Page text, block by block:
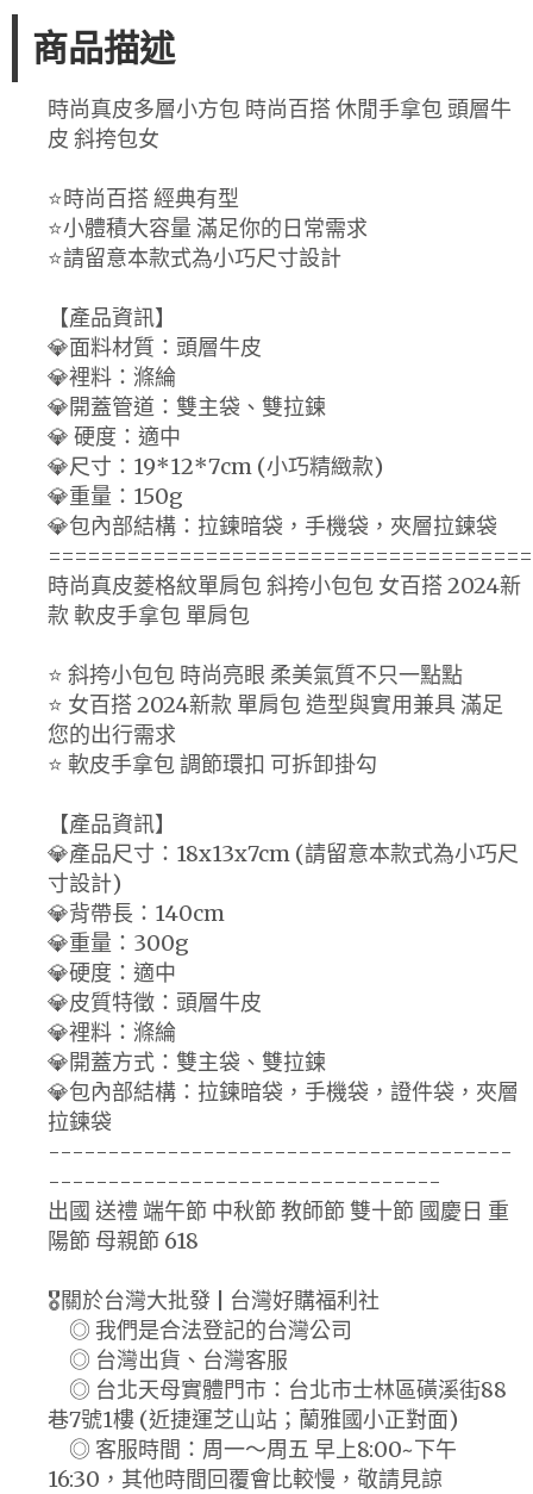
商品描述
時尚真皮多層小方包 時尚百搭 休閒手拿包 頭層牛
皮 斜挎包女
⭐時尚百搭 經典有型
⭐小體積大容量 滿足你的日常需求
⭐請留意本款式為小巧尺寸設計
【產品資訊】
💎面料材質：頭層牛皮
💎裡料：滌綸
💎開蓋管道：雙主袋、雙拉鍊
💎 硬度：適中
💎尺寸：19*12*7cm (小巧精緻款)
💎重量：150g
💎包內部結構：拉鍊暗袋，手機袋，夾層拉鍊袋
時尚真皮菱格紋單肩包 斜挎小包包 女百搭 2024新
款 軟皮手拿包 單肩包
⭐ 斜挎小包包 時尚亮眼 柔美氣質不只一點點
⭐ 女百搭 2024新款 單肩包 造型與實用兼具 滿足
您的出行需求
⭐ 軟皮手拿包 調節環扣 可拆卸掛勾
【產品資訊】
💎產品尺寸：18x13x7cm (請留意本款式為小巧尺
寸設計)
💎背帶長：140cm
💎重量：300g
💎硬度：適中
💎皮質特徵：頭層牛皮
💎裡料：滌綸
💎開蓋方式：雙主袋、雙拉鍊
💎包內部結構：拉鍊暗袋，手機袋，證件袋，夾層
拉鍊袋
---------------------------------------
---------------------------------
出國 送禮 端午節 中秋節 教師節 雙十節 國慶日 重
陽節 母親節 618
🎖️關於台灣大批發 | 台灣好購福利社
◎ 我們是合法登記的台灣公司
◎ 台灣出貨、台灣客服
◎ 台北天母實體門市：台北市士林區磺溪街88
巷7號1樓 (近捷運芝山站；蘭雅國小正對面)
◎ 客服時間：周一～周五 早上8:00~下午
16:30，其他時間回覆會比較慢，敬請見諒